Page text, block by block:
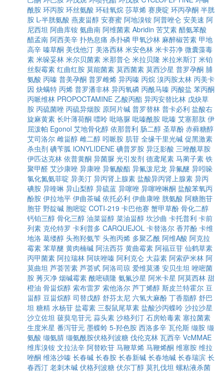
酰胺 环丙胺 环丝氨酸 环硅氧烷 莎草烯 赛庚啶 环丙孕酮 半胱
胺 L-半胱氨酸 燕麦甾醇 安赛蜜 阿地溴铵 阿普唑仑 安美速 阿
尼西坦 阿曲库铵 氨曲南 阿维菌素 Abridin 苦艾素 醋氨苯酸
醋孟南 阿西美辛 扑热息痛 杀扑磷 甲氧沙林 麻醉椒苦素 甲地
高辛 嗪草酮 美伐他汀 美洛西林 米安色林 米卡芬净 微囊藻毒
素 米哚妥林 米尔贝菌素 米那普仑 米拉贝隆 米拉米斯汀 米铂
丝裂霉素 红曲红胺 莫能菌素 莫西菌素 莫西沙星 普罗孕酮 脯
氨酸 丙嗪 普美孕酮 普罗雌烯 异丙嗪 丙烷 溴丙胺太林 丙美卡
因 炔螨特 丙烯 普罗潘非林 异丙氧磷 丙酰马嗪 丙酸盐 苯丙酮
丙哌维林 PROPOCTAMINE 乙酸丙酯 异丙安替比林 戊炔草
胺 丙硫菌唑 丙硫异烟胺 原阿片碱 普罗替林 普卡必利 盐酸右
旋麻黄素 长叶薄荷酮 嘌呤 吡咯脲 吡嗪酰胺 吡嗪 艾塞那肽 伊
屈泼帕 Egonol 艾地骨化醇 依那普利 肠二醇 圣草酚 赤藓糖醇
艾司洛尔 雌甾醇 雌二醇 吲哌胺 肌苷 全缘干里光碱 促黑激素
杀虫剂 碘苄胍 IONYLIDENE 碘普罗胺 异泛影酸 三唑酰草胺
伊匹达克林 依普黄酮 异菌脲 光引发剂 德鸢尾素 马蔺子素 铁
聚甲醛 艾沙康唑 异康唑 异氰酸酯 异氟泼尼龙 异氟醚 异吲哚
氯化氮氨菲啶 异美汀 异丙肾上腺素 盐酸异丙肾上腺素 异丙
碘胺 异喹啉 异山梨醇 异硫蓝 异噻唑 异噻唑啉酮 盐酸苯氧丙
酚胺 伊拉地平 伊曲茶碱 依托必利 伊曲康唑 胱氨酸 阿糖胞苷
胞苷 野靛碱 胞嘧啶 COTI-219 卡巴他赛 蟹甲草酚 骨化二醇
钙铂三醇 骨化三醇 油菜甾醇 菜油甾醇 坎沙曲 卡托普利 卡前
列素 克伦特罗 卡利普多 CARQUEJOL 卡替洛尔 香芹酚 卡维
地洛 葛缕醇 头孢羟氨苄 头孢丙烯 多聚乙酰 阿维A酸 阿克拉
霉素 苯草醚 黄肉楠碱 阿法西芬 黄曲霉素 阿福豆苷 仙鹤草素
丙甲菌素 阿拉瑞林 阿呋唑嗪 阿利克仑 大蒜素 阿索萨米林 阿
莫曲坦 芦荟苦素 芦荟甙 阿洛司琼 爱维莫潘 安贝生坦 唑嘧菌
胺 莠灭净 烟碱霉素 酰嘧磺隆 氨氟沙星 阿米卡星 阿莫西林 甜
橙油 骨甾烷醇 索布雷罗 索他洛尔 芦丁烯醇 斯皮兰特霍尔 豆
甾醇 豆甾烷醇 司替戊醇 舒芬太尼 六氢大麻酚 丁香脂醇 舒巴
坦 糖精 水杨苷 盐霉素 三裂鼠尾草素 盐酸沙丙蝶呤 沙拉沙星
沙立佐坦 菝葜皂苷元 蒜头素 沙格列汀 石房蛤毒素 塞拉菌素
生度米星 番泻苷元 墨蝶蛉 5-羟色胺 西洛多辛 瓦伦斯 缬胺 缬
氨酸 缬氨腈 缬氨酰胺伏格列波糖 伐伦克林 瓦西辛 VcMMAE
维库溴铵 文拉法辛 阿替欧苷 马鞭草烯 马鞭烯酮 维塞胺 维拉
唑酮 维洛沙嗪 长春碱 长春胺 长春新碱 长春地碱 长春瑞滨 长
春西汀 老刺木碱 伏格列波糖 伏尔丁醇 莫扎伐坦 螺粘液杀菌